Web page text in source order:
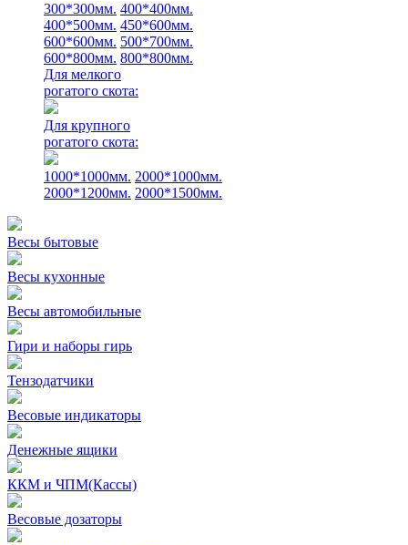
300*300мм. 400*400мм.
400*500мм. 450*600мм.
600*600мм. 500*700мм.
600*800мм. 800*800мм.
Для мелкого
рогатого скота:
Для крупного
рогатого скота:
1000*1000мм. 2000*1000мм.
2000*1200мм. 2000*1500мм.
Весы бытовые
Весы кухонные
Весы автомобильные
Гири и наборы гирь
Тензодатчики
Весовые индикаторы
Денежные ящики
ККМ и ЧПМ(Кассы)
Весовые дозаторы